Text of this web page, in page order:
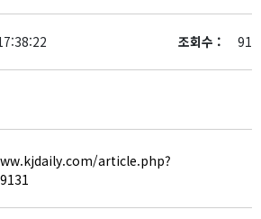
조회수 : 91
article.php?